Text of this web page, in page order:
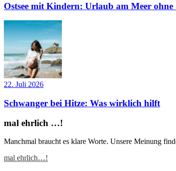
Ostsee mit Kindern: Urlaub am Meer ohne
22. Juli 2026
Schwanger bei Hitze: Was wirklich hilft
mal ehrlich …!
Manchmal braucht es klare Worte. Unsere Meinung
mal ehrlich…!